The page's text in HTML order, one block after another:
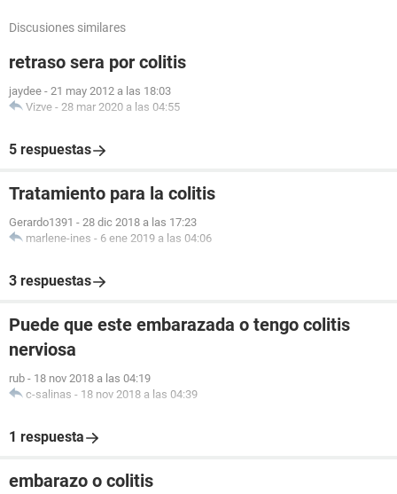
Discusiones similares
retraso sera por colitis
jaydee - 21 may 2012 a las 18:03
Vizve - 28 mar 2020 a las 04:55
5 respuestas
Tratamiento para la colitis
Gerardo1391 - 28 dic 2018 a las 17:23
marlene-ines - 6 ene 2019 a las 04:06
3 respuestas
Puede que este embarazada o tengo colitis
nerviosa
rub - 18 nov 2018 a las 04:19
c-salinas - 18 nov 2018 a las 04:39
1 respuesta
embarazo o colitis